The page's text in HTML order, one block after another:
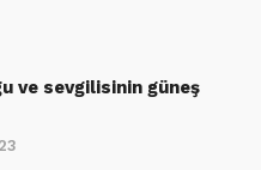
ve sevgilisinin güneş